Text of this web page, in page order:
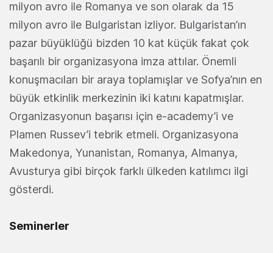
milyon avro ile Romanya ve son olarak da 15
milyon avro ile Bulgaristan izliyor. Bulgaristan’ın
pazar büyüklüğü bizden 10 kat küçük fakat çok
başarılı bir organizasyona imza attılar. Önemli
konuşmacıları bir araya toplamışlar ve Sofya’nın en
büyük etkinlik merkezinin iki katını kapatmışlar.
Organizasyonun başarısı için e-academy’i ve
Plamen Russev’i tebrik etmeli. Organizasyona
Makedonya, Yunanistan, Romanya, Almanya,
Avusturya gibi birçok farklı ülkeden katılımcı ilgi
gösterdi.
Seminerler